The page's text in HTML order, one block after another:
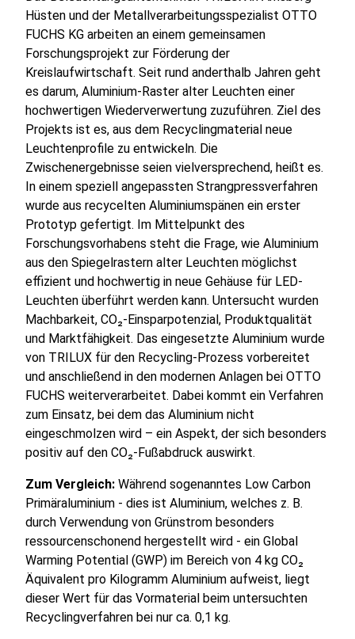
Hüsten und der Metallverarbeitungsspezialist OTTO
FUCHS KG arbeiten an einem gemeinsamen
Forschungsprojekt zur Förderung der
Kreislaufwirtschaft. Seit rund anderthalb Jahren geht
es darum, Aluminium-Raster alter Leuchten einer
hochwertigen Wiederverwertung zuzuführen. Ziel des
Projekts ist es, aus dem Recyclingmaterial neue
Leuchtenprofile zu entwickeln. Die
Zwischenergebnisse seien vielversprechend, heißt es.
In einem speziell angepassten Strangpressverfahren
wurde aus recycelten Aluminiumspänen ein erster
Prototyp gefertigt. Im Mittelpunkt des
Forschungsvorhabens steht die Frage, wie Aluminium
aus den Spiegelrastern alter Leuchten möglichst
effizient und hochwertig in neue Gehäuse für LED-
Leuchten überführt werden kann. Untersucht wurden
Machbarkeit, CO₂-Einsparpotenzial, Produktqualität
und Marktfähigkeit. Das eingesetzte Aluminium wurde
von TRILUX für den Recycling-Prozess vorbereitet
und anschließend in den modernen Anlagen bei OTTO
FUCHS weiterverarbeitet. Dabei kommt ein Verfahren
zum Einsatz, bei dem das Aluminium nicht
eingeschmolzen wird – ein Aspekt, der sich besonders
positiv auf den CO₂-Fußabdruck auswirkt.
Zum Vergleich: Während sogenanntes Low Carbon
Primäraluminium - dies ist Aluminium, welches z. B.
durch Verwendung von Grünstrom besonders
ressourcenschonend hergestellt wird - ein Global
Warming Potential (GWP) im Bereich von 4 kg CO₂
Äquivalent pro Kilogramm Aluminium aufweist, liegt
dieser Wert für das Vormaterial beim untersuchten
Recyclingverfahren bei nur ca. 0,1 kg.